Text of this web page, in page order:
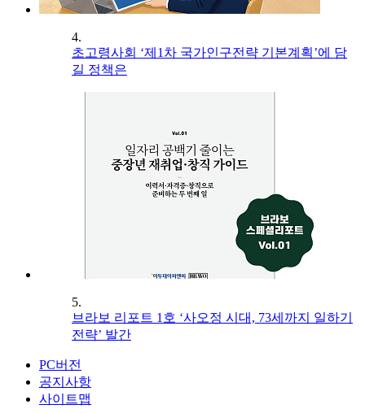
4.
초고령사회 ‘제1차 국가인구전략 기본계획’에 담
길 정책은
5.
브라보 리포트 1호 ‘사오정 시대, 73세까지 일하기
전략’ 발간
PC버전
공지사항
사이트맵